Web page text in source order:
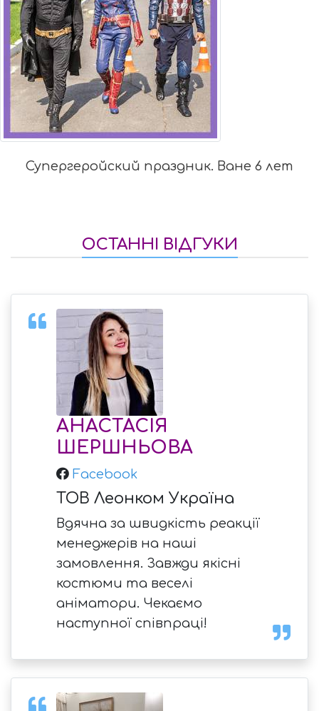
Супергеройский праздник. Ване 6 лет
ОСТАННІ ВІДГУКИ
АНАСТАСІЯ
ШЕРШНЬОВА
Facebook
ТОВ Леонком Україна
Вдячна за швидкість реакції
менеджерів на наші
замовлення. Завжди якісні
костюми та веселі
аніматори. Чекаємо
наступної співпраці!